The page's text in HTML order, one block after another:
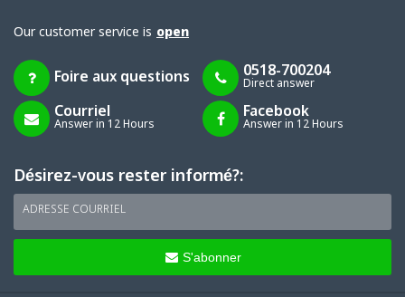
Our customer service is open
Foire aux questions 0518-700204
Direct answer
Courriel
Answer in 12 Hours
Facebook
Answer in 12 Hours
Désirez-vous rester informé?:
ADRESSE COURRIEL
S'abonner